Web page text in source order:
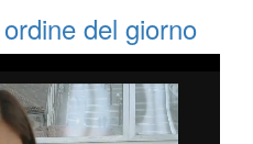
del giorno